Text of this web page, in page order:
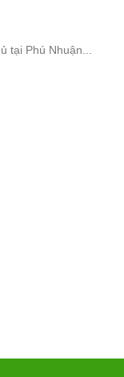
tại Phú Nhuận...